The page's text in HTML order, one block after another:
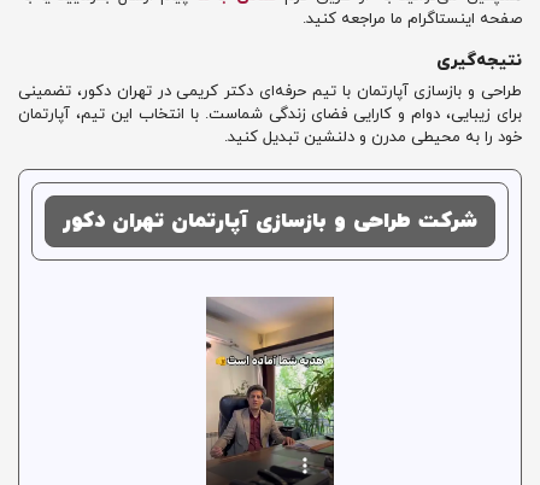
صفحه اینستاگرام ما مراجعه کنید.
نتیجه‌گیری
طراحی و بازسازی آپارتمان با تیم حرفه‌ای دکتر کریمی در تهران دکور، تضمینی
برای زیبایی، دوام و کارایی فضای زندگی شماست. با انتخاب این تیم، آپارتمان
خود را به محیطی مدرن و دلنشین تبدیل کنید.
شرکت طراحی و بازسازی آپارتمان تهران دکور